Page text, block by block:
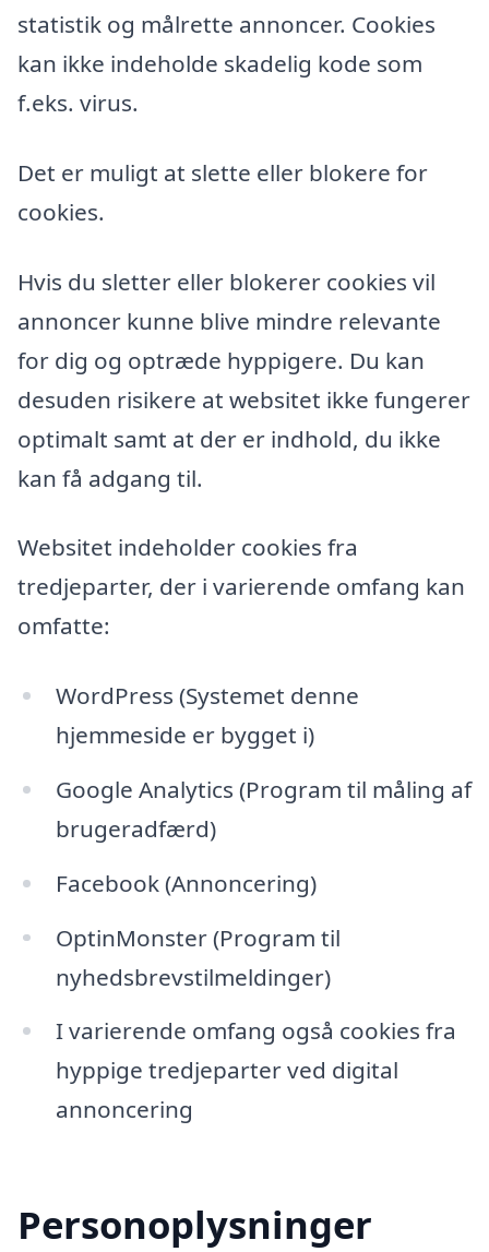
statistik og målrette annoncer. Cookies
kan ikke indeholde skadelig kode som
f.eks. virus.
Det er muligt at slette eller blokere for
cookies.
Hvis du sletter eller blokerer cookies vil
annoncer kunne blive mindre relevante
for dig og optræde hyppigere. Du kan
desuden risikere at websitet ikke fungerer
optimalt samt at der er indhold, du ikke
kan få adgang til.
Websitet indeholder cookies fra
tredjeparter, der i varierende omfang kan
omfatte:
WordPress (Systemet denne
hjemmeside er bygget i)
Google Analytics (Program til måling af
brugeradfærd)
Facebook (Annoncering)
OptinMonster (Program til
nyhedsbrevstilmeldinger)
I varierende omfang også cookies fra
hyppige tredjeparter ved digital
annoncering
Personoplysninger